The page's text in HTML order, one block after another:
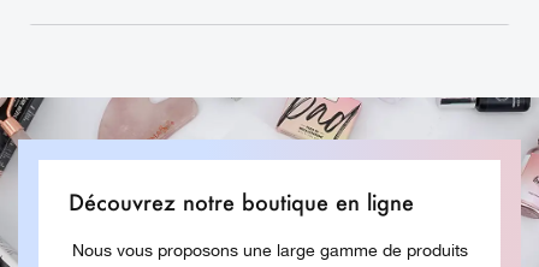
Découvrez notre boutique en ligne
Nous vous proposons une large gamme de produits